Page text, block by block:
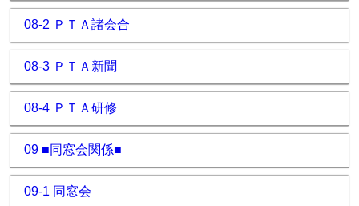
08-2 ＰＴＡ諸会合
08-3 ＰＴＡ新聞
08-4 ＰＴＡ研修
09 ■同窓会関係■
09-1 同窓会